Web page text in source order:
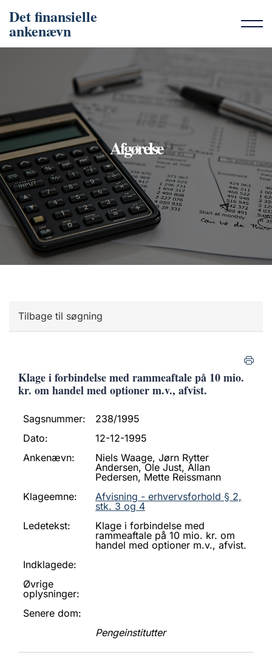
Det finansielle
ankenævn
Afgørelse
Tilbage til søgning
Klage i forbindelse med rammeaftale på 10 mio.
kr. om handel med optioner m.v., afvist.
Sagsnummer:
238/1995
Dato:
12-12-1995
Ankenævn:
Niels Waage, Jørn Rytter
Andersen, Ole Just, Allan
Pedersen, Mette Reissmann
Klageemne:
Afvisning - erhvervsforhold § 2,
stk. 3 og 4
Ledetekst:
Klage i forbindelse med
rammeaftale på 10 mio. kr. om
handel med optioner m.v., afvist.
Indklagede:
Øvrige
oplysninger:
Senere dom:
Pengeinstitutter